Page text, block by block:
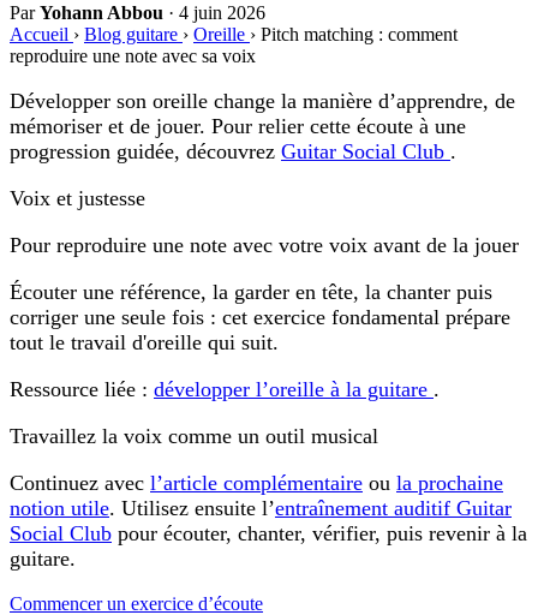
ParYohann Abbou · 4 juin 2026
Accueil › Blog guitare › Oreille › Pitch matching : comment
reproduire une note avec sa voix
Développer son oreille change la manière d’apprendre, de
mémoriser et de jouer. Pour relier cette écoute à une
progression guidée, découvrez Guitar Social Club .
Voix et justesse
Pour reproduire une note avec votre voix avant de la jouer
Écouter une référence, la garder en tête, la chanter puis
corriger une seule fois : cet exercice fondamental prépare
tout le travail d'oreille qui suit.
Ressource liée : développer l’oreille à la guitare .
Travaillez la voix comme un outil musical
Continuez avec l’article complémentaire ou la prochaine
notion utile. Utilisez ensuite l’entraînement auditif Guitar
Social Club pour écouter, chanter, vérifier, puis revenir à la
guitare.
Commencer un exercice d’écoute